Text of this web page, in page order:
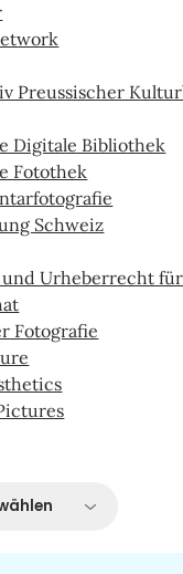
Preussischer
Digitale Bibliothek
Fotothek
Schweiz
Urheberrecht
Fotografie